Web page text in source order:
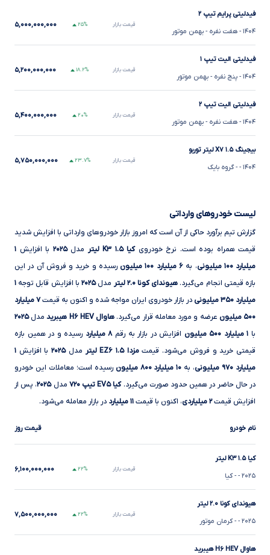
فیدلیتی پرایم تیپ ۲
۱۴۰۴ - هفت نفره - بهمن موتور
قیمت بازار ۲۵% ۵,۰۰۰,۰۰۰,۰۰۰
فیدلیتی الیت تیپ ۱
۱۴۰۴ - پنج نفره - بهمن موتور
قیمت بازار ۱۸.۲% ۵,۲۰۰,۰۰۰,۰۰۰
فیدلیتی الیت تیپ ۲
۱۴۰۴ - هفت نفره - بهمن موتور
قیمت بازار ۲۰% ۵,۴۰۰,۰۰۰,۰۰۰
بیجینگ X۷ ۱.۵ لیتر توربو
۱۴۰۴ - - گروه بایک
قیمت بازار ۲۳.۷% ۵,۷۵۰,۰۰۰,۰۰۰
لیست خودروهای وارداتی
گزارش تیم برآورد حاکی از آن است که امروز بازار خودروهای وارداتی با افزایش شدید
قیمت همراه بوده است. نرخ خودرویکیا K۳ ۱.۵ لیتر مدل۲۰۲۵ با افزایش ۱
میلیارد ۱۰۰ میلیونی
، به۶ میلیارد ۱۰۰ میلیون
رسیده و خرید و فروش آن در این
بازه قیمتی انجام می‌گیرد.هیوندای کونا ۲.۰ لیتر مدل۲۰۲۵با افزایش قابل توجه ۱
میلیارد ۳۵۰ میلیونی
در بازار خودروی ایران مواجه شده و اکنون به قیمت
۷ میلیارد
۵۰۰ میلیون
عرضه و مورد معامله قرار می‌گیرد.هاوال H۶ HEV هیبرید مدل۲۰۲۵
با ۱ میلیارد ۵۰۰ میلیون افزایش در بازار به رقم۸ میلیارد
رسیده و در همین بازه
قیمتی خرید و فروش می‌شود. قیمتمزدا EZ۶ ۱.۵ لیتر مدل۲۰۲۵با افزایش ۱
میلیارد ۹۷۰ میلیونی
، به ۱۰ میلیارد ۸۰۰ میلیون
رسیده است؛ معاملات این خودرو
در حال حاضر در همین حدود صورت می‌گیرد.کیا EV۵ تیپ ۷۲۰ مدل۲۰۲۵، پس از
افزایش قیمت۲ میلیاردی ، اکنون با قیمت۱۱ میلیارد در بازار معامله می‌شود.
نام خودرو قیمت روز
کیا K۳ ۱.۵ لیتر
۲۰۲۵ - - کیا
قیمت بازار ۲۲% ۶,۱۰۰,۰۰۰,۰۰۰
هیوندای کونا ۲.۰ لیتر
۲۰۲۵ - - کرمان موتور
قیمت بازار ۲۲% ۷,۵۰۰,۰۰۰,۰۰۰
هاوال H۶ HEV هیبرید